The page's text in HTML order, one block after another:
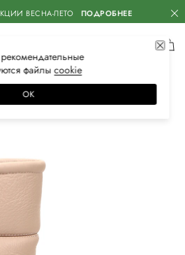
ВЕСНА-ЛЕТО ПОДРОБНЕЕ
рекомендательные
файлысооkiе
ОК